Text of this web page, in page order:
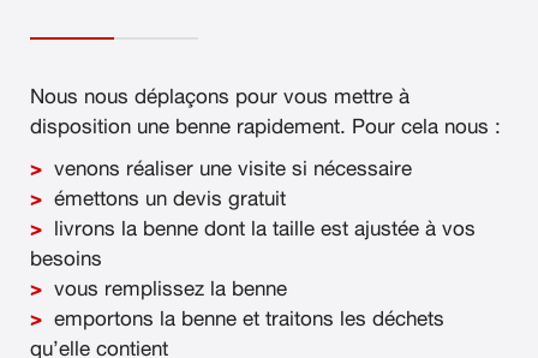
Nous nous déplaçons pour vous mettre à
disposition une benne rapidement. Pour cela nous :
venons réaliser une visite si nécessaire
émettons un devis gratuit
livrons la benne dont la taille est ajustée à vos
besoins
vous remplissez la benne
emportons la benne et traitons les déchets
qu’elle contient